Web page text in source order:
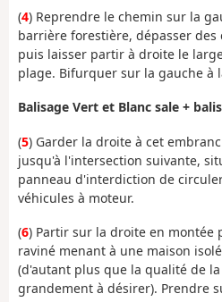
(4) Reprendre le chemin sur la
barrière forestière, dépasser
puis laisser partir à droite le
plage. Bifurquer sur la gauche à
Balisage Vert et Blanc sale +
(5) Garder la droite à cet
jusqu'à l'intersection suivante,
panneau d'interdiction de
véhicules à moteur.
(6) Partir sur la droite en montée
raviné menant à une maison
(d'autant plus que la qualité de
grandement à désirer). Prendre